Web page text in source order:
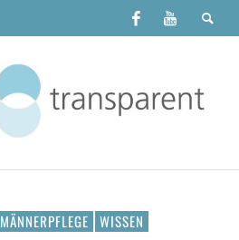
MÄNNERPFLEGE WISSEN